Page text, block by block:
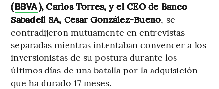
(BBVA), Carlos Torres, y el CEO de Banco
Sabadell SA, César González-Bueno, se
contradijeron mutuamente en entrevistas
separadas mientras intentaban convencer a los
inversionistas de su postura durante los
últimos días de una batalla por la adquisición
que ha durado 17 meses.